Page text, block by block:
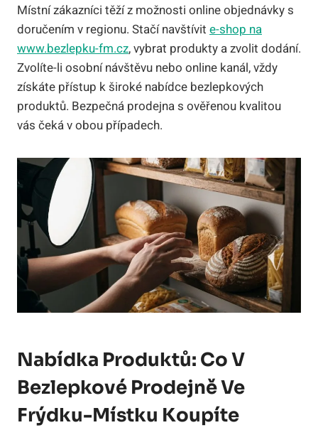
Místní zákazníci těží z možnosti online objednávky s
doručením v regionu. Stačí navštívit e-shop na
www.bezlepku-fm.cz, vybrat produkty a zvolit dodání.
Zvolíte-li osobní návštěvu nebo online kanál, vždy
získáte přístup k široké nabídce bezlepkových
produktů. Bezpečná prodejna s ověřenou kvalitou
vás čeká v obou případech.
Nabídka Produktů: Co V
Bezlepkové Prodejně Ve
Frýdku-Místku Koupíte